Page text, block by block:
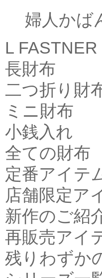
婦人かば
L FASTNER
長財布
二つ折り財
ミニ財布
小銭入れ
全ての財布
定番アイテ
店舗限定ア
新作のご紹
再販売アイ
残りわずか